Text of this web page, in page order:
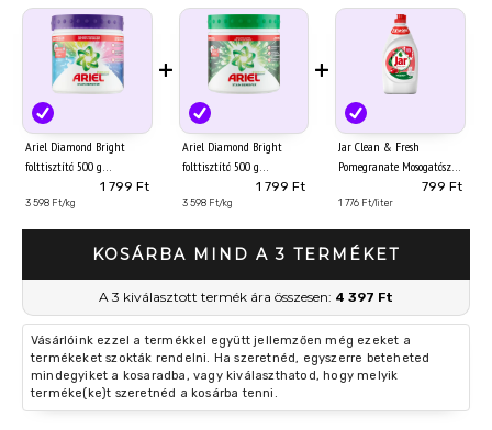
Ariel Diamond Bright
folttisztító 500 g
1 799 Ft
3 598 Ft/kg
+
Ariel Diamond Bright
folttisztító 500 g
1 799 Ft
3 598 Ft/kg
+
Jar Clean & Fresh
Pomegranate Mosogatószer,
799 Ft
1 776 Ft/liter
KOSÁRBA MIND A 3 TERMÉKET
A 3 kiválasztott termék ára összesen: 4 397 Ft
Vásárlóink ezzel a termékkel együtt jellemzően még ezeket a
termékeket szokták rendelni. Ha szeretnéd, egyszerre beteheted
mindegyiket a kosaradba, vagy kiválaszthatod, hogy melyik
terméke(ke)t szeretnéd a kosárba tenni.